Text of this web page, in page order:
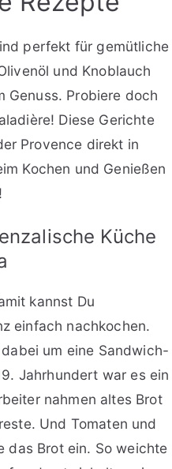
perfekt für gemütliche
und Knoblauch
Genuss. Probiere doch
Diese Gerichte
Provence direkt in
Kochen und Genießen
Küche
kannst Du
einfach nachkochen.
um eine Sandwich-
Jahrhundert war es ein
nahmen altes Brot
Und Tomaten und
das Brot ein. So weichte